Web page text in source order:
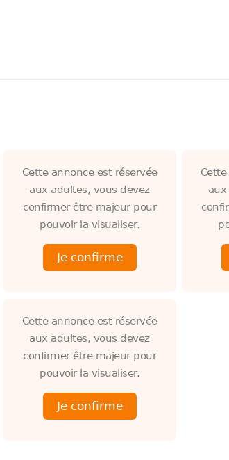
Cette annonce est réservée
aux adultes, vous devez
confirmer être majeur pour
pouvoir la visualiser.
Cette annonce est réservée
aux adultes, vous devez
confirmer être majeur pour
pouvoir la visualiser.